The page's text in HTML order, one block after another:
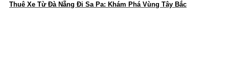
Thuê Xe Từ Đà Nẵng Đi Sa Pa: Khám Phá Vùng Tây Bắc